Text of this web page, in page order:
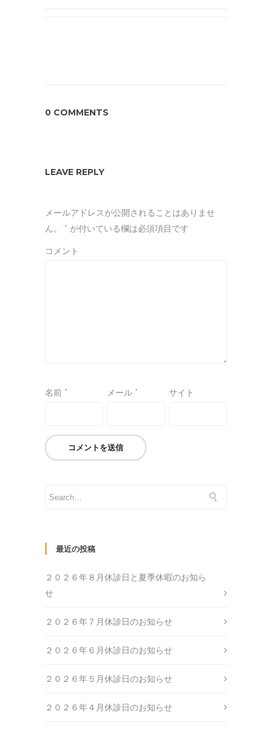
0 COMMENTS
LEAVE REPLY
メールアドレスが公開されることはありませ
ん。
* が付いている欄は必須項目です
コメント
名前 * メール * サイト
最近の投稿
２０２６年８月休診日と夏季休暇のお知ら
せ
２０２６年７月休診日のお知らせ
２０２６年６月休診日のお知らせ
２０２６年５月休診日のお知らせ
２０２６年４月休診日のお知らせ